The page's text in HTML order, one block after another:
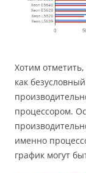
Хотим
как
процессором.
именно
график могут